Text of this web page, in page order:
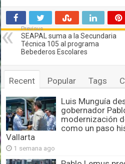
Previous
SEAPAL suma a la Secundaria
Técnica 105 al programa
Bebederos Escolares
Recent Popular Tags
Luis Munguía
gobernador
modernización
como un paso
Vallarta
1 semana ago